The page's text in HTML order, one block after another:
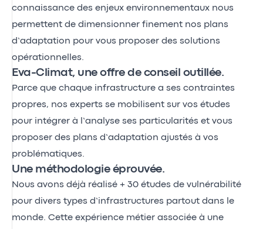
connaissance des enjeux environnementaux nous
permettent de dimensionner finement nos plans
d’adaptation pour vous proposer des solutions
opérationnelles.
Eva-Climat, une offre de conseil outillée.
Parce que chaque infrastructure a ses contraintes
propres, nos experts se mobilisent sur vos études
pour intégrer à l’analyse ses particularités et vous
proposer des plans d’adaptation ajustés à vos
problématiques.
Une méthodologie éprouvée.
Nous avons déjà réalisé + 30 études de vulnérabilité
pour divers types d’infrastructures partout dans le
monde. Cette expérience métier associée à une